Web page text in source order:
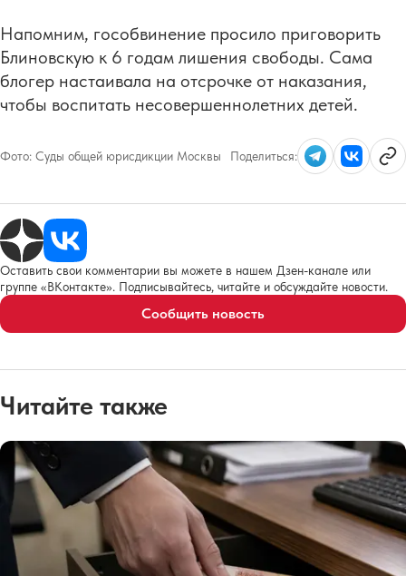
Напомним, гособвинение просило приговорить
Блиновскую к 6 годам лишения свободы. Сама
блогер настаивала на отсрочке от наказания,
чтобы воспитать несовершеннолетних детей.
Фото: Суды общей юрисдикции Москвы Поделиться:
Оставить свои комментарии вы можете в нашем Дзен-канале или
группе «ВКонтакте». Подписывайтесь, читайте и обсуждайте новости.
Сообщить новость
Читайте также